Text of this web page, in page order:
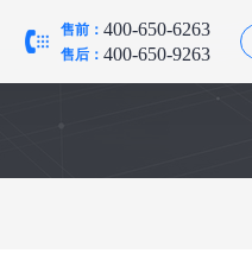
售前： 400-650-6263
售后： 400-650-9263